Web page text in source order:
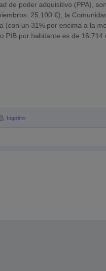
de poder adquisitivo (PPA),
25.100 €), la
un 31% por encima a la
por habitante es de 16.714
Imprimir